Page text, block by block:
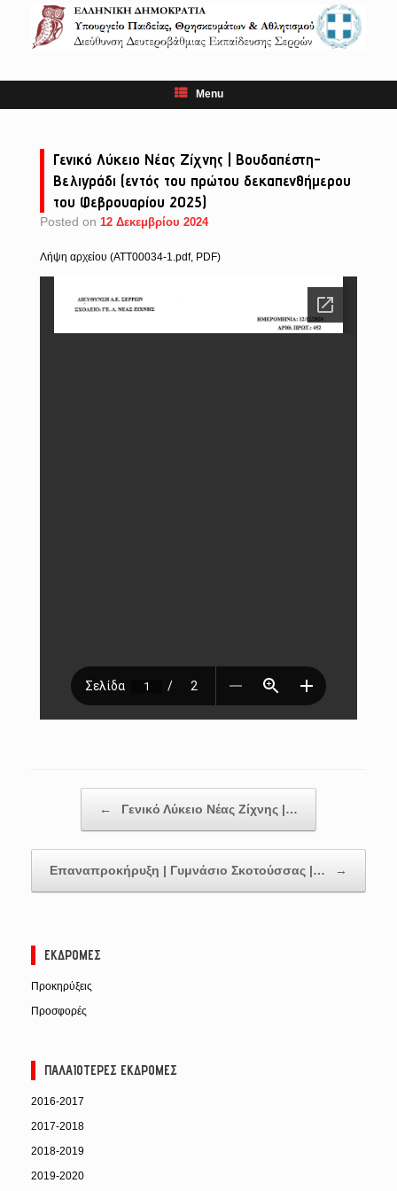
content
Menu
Γενικό Λύκειο Νέας Ζίχνης | Βουδαπέστη-
Βελιγράδι (εντός του πρώτου δεκαπενθήμερου
του Φεβρουαρίου 2025)
Posted on 12 Δεκεμβρίου 2024
Λήψη αρχείου (ATT00034-1.pdf, PDF)
←
Γενικό Λύκειο Νέας Ζίχνης |…
Επαναπροκήρυξη | Γυμνάσιο Σκοτούσσας |… →
ΕΚΔΡΟΜΈΣ
Προκηρύξεις
Προσφορές
ΠΑΛΑΙΌΤΕΡΕΣ ΕΚΔΡΟΜΈΣ
2016-2017
2017-2018
2018-2019
2019-2020